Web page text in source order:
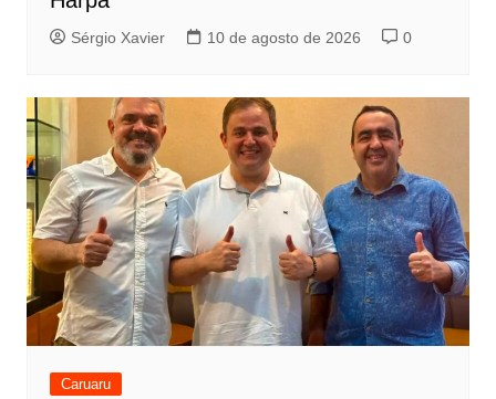
Sérgio Xavier 10 de agosto de 2026 0
Caruaru